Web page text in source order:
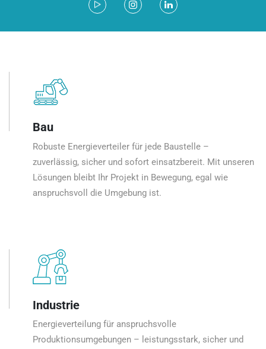
Bau
Robuste Energieverteiler für jede Baustelle –
zuverlässig, sicher und sofort einsatzbereit. Mit unseren
Lösungen bleibt Ihr Projekt in Bewegung, egal wie
anspruchsvoll die Umgebung ist.
Industrie
Energieverteilung für anspruchsvolle
Produktionsumgebungen – leistungsstark, sicher und